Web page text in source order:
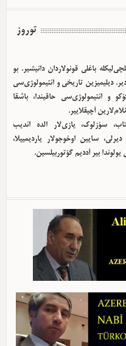
توروز
باغلی قونولاردان دانیشیر. بو
دیلیمیزین تاریخی و ائتیمولوژی‌سی
و ائتیمولوژی‌سی حاقیندا، باشقا
آچیقلاییر.
سؤزلوک، یازی‌لار الده ائدیب
سایین اوخوجولار یاردیمییلا،
بیر آددیم گؤتوربیلسین.